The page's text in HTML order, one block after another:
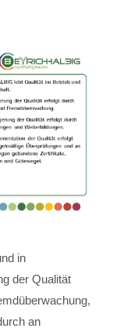
in
der Qualität
an